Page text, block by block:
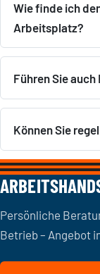
Wie finde ich
Arbeitsplatz?
Führen Sie
Können Sie
Persönliche
Betrieb – Angebot